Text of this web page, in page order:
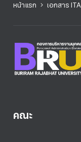
หน้าแรก เอกสาร ITA
คณะ